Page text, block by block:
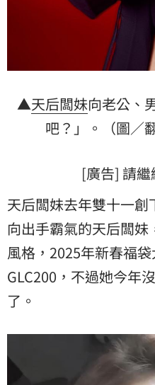
▲天后闆妹向老公、
吧？」。（圖／
[廣告] 請
天后闆妹去年雙十一
向出手霸氣的天后闆
風格，2025年新春福
GLC200，不過她今年
了。